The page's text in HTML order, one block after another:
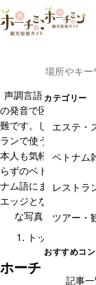
カテゴリー
エステ・
ベトナム
レストラ
ツアー・
おすすめコ
記事
ホ
声調言語と呼ばれる
の発音で区別され、
難です。しかし、旅
ランで使う簡単な会
本人も気軽に使うこ
らずのベトナム語基
ナム語にまつわる現
エッジとなりつつあ
な写真と映像付き
トップ
ホーチミン・